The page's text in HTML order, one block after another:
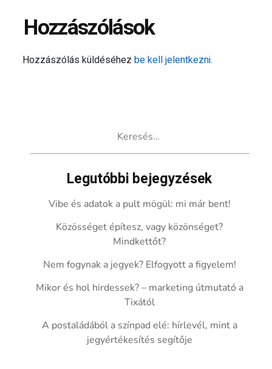
Hozzászólások
Hozzászólás küldéséhezbe kell jelentkezni.
Legutóbbi bejegyzések
Vibe és adatok a pult mögül: mi már bent!
Közösséget építesz, vagy közönséget?
Mindkettőt?
Nem fogynak a jegyek? Elfogyott a figyelem!
Mikor és hol hirdessek? – marketing útmutató a
Tixától
A postaládából a színpad elé: hírlevél, mint a
jegyértékesítés segítője